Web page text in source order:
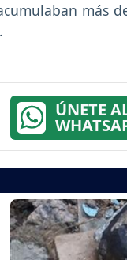
más
ÚNETE